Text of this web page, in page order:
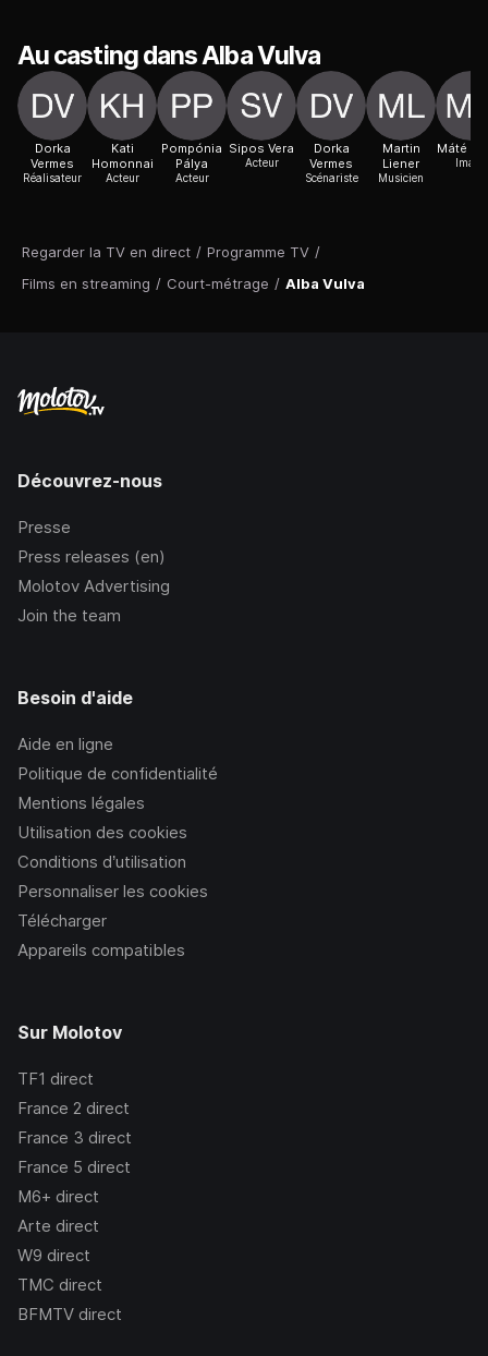
Regarder la TV en direct / Programme TV /
Films en streaming / Court-métrage / Alba Vulva
Au casting dans Alba Vulva
Dorka
Vermes
Réalisateur
Kati
Homonnai
Acteur
Pompónia
Pálya
Acteur
Sipos Vera
Acteur
Dorka
Vermes
Scénariste
Martin
Liener
Musicien
Máté
Image
Découvrez-nous
Presse
Press releases (en)
Molotov Advertising
Join the team
Besoin d'aide
Aide en ligne
Politique de confidentialité
Mentions légales
Utilisation des cookies
Conditions d’utilisation
Personnaliser les cookies
Télécharger
Appareils compatibles
Sur Molotov
TF1 direct
France 2 direct
France 3 direct
France 5 direct
M6+ direct
Arte direct
W9 direct
TMC direct
BFMTV direct